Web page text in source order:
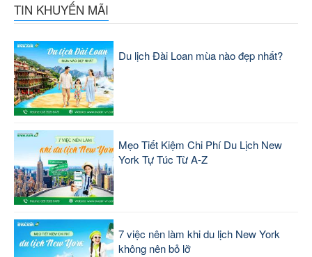
TIN KHUYẾN MÃI
Du lịch Đài Loan mùa nào đẹp nhất?
Mẹo Tiết Kiệm Chi Phí Du Lịch New
York Tự Túc Từ A-Z
7 việc nên làm khi du lịch New York
không nên bỏ lỡ